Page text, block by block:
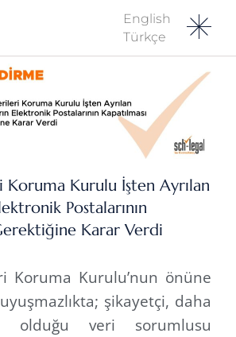
English
Türkçe
Koruma Kurulu İşten Ayrılan
Postalarının
Karar Verdi
Koruma Kurulu’nun önüne
şikayetçi, daha
olduğu veri sorumlusu